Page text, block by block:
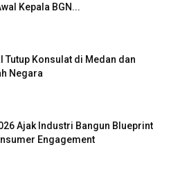
Kepala BGN...
Tutup Konsulat di Medan dan
Negara
Ajak Industri Bangun Blueprint
Engagement